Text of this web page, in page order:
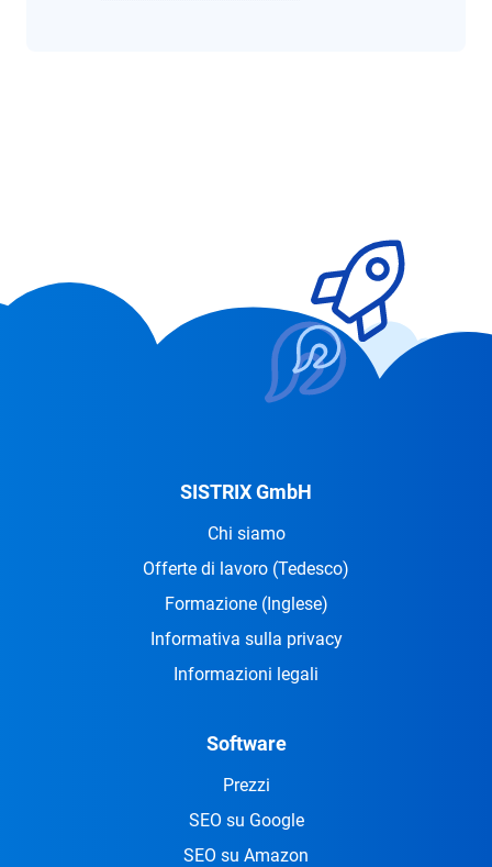
SISTRIX GmbH
Chi siamo
Offerte di lavoro (Tedesco)
Formazione (Inglese)
Informativa sulla privacy
Informazioni legali
Software
Prezzi
SEO su Google
SEO su Amazon